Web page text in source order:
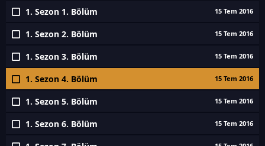
1. Sezon 1. Bölüm 15 Tem 2016
1. Sezon 2. Bölüm 15 Tem 2016
1. Sezon 3. Bölüm 15 Tem 2016
1. Sezon 4. Bölüm 15 Tem 2016
1. Sezon 5. Bölüm 15 Tem 2016
1. Sezon 6. Bölüm 15 Tem 2016